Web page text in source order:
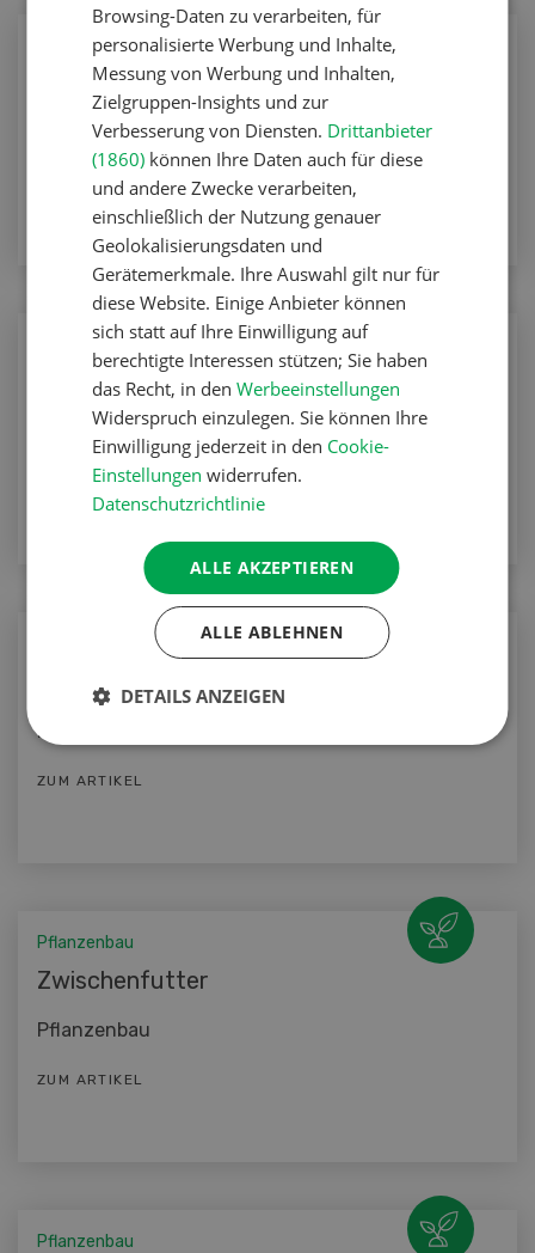
Pflanzenbau
Die Luzerne adelt die Mischung
Pflanzenbau
ZUM ARTIKEL
Pflanzenbau
Mit kurzem Gras zum Erfolg
Pflanzenbau
ZUM ARTIKEL
Hohe Erträge und gute Qualität
Pflanzenbau
ZUM ARTIKEL
Pflanzenbau
Zwischenfutter
Pflanzenbau
ZUM ARTIKEL
Pflanzenbau
Browsing-Daten zu verarbeiten, für
personalisierte Werbung und Inhalte,
Messung von Werbung und Inhalten,
Zielgruppen-Insights und zur
Verbesserung von Diensten. Drittanbieter
(1860) können Ihre Daten auch für diese
und andere Zwecke verarbeiten,
einschließlich der Nutzung genauer
Geolokalisierungsdaten und
Gerätemerkmale. Ihre Auswahl gilt nur für
diese Website. Einige Anbieter können
sich statt auf Ihre Einwilligung auf
berechtigte Interessen stützen; Sie haben
das Recht, in denWerbeeinstellungen
Widerspruch einzulegen. Sie können Ihre
Einwilligung jederzeit in den Cookie-
Einstellungen widerrufen.
Datenschutzrichtlinie
ALLE AKZEPTIEREN
ALLE ABLEHNEN
DETAILS ANZEIGEN